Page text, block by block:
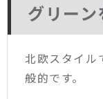
グリーン
北欧スタイル
般的です。